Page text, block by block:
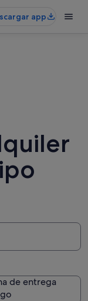
app
de entrega